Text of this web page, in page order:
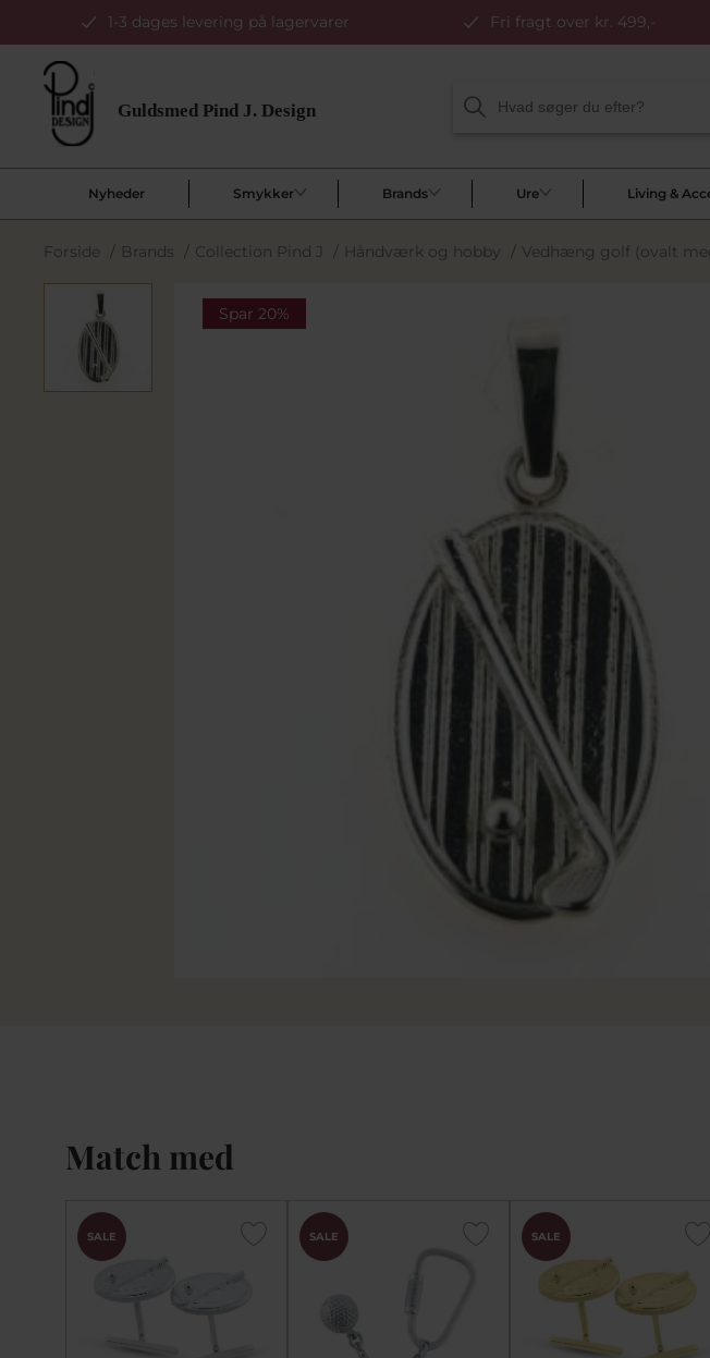
1-3 dages levering på lagervarer Fri fragt over kr. 499,-
Nyheder Smykker Brands Ure Living &
Forside / Brands / Collection Pind J / Håndværk og hobby / Vedhæng golf (ovalt
Spar 20%
Match med
SALE SALE SALE